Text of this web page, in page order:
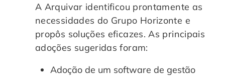
A Arquivar identificou prontamente as
necessidades do Grupo Horizonte e
propôs soluções eficazes. As principais
adoções sugeridas foram:
Adoção de um software de gestão